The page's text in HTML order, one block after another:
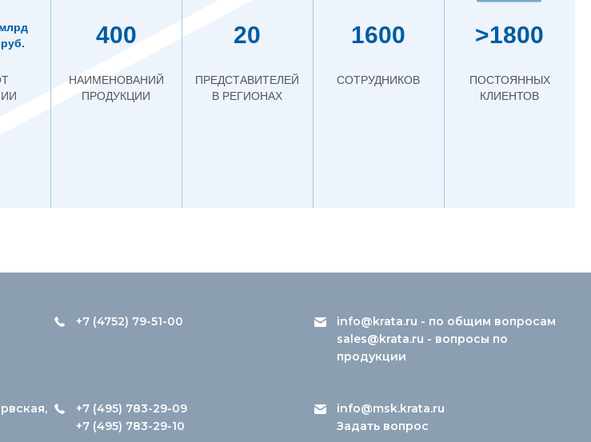
млрд
руб.
400
НАИМЕНОВАНИЙ
ПРОДУКЦИИ
20
ПРЕДСТАВИТЕЛЕЙ
В РЕГИОНАХ
1600
СОТРУДНИКОВ
>1800
ПОСТОЯННЫХ
КЛИЕНТОВ
+7 (4752) 79-51-00 info@krata.ru - по общим вопросам
sales@krata.ru - вопросы по
продукции
+7 (495) 783-29-09
+7 (495) 783-29-10
info@msk.krata.ru
Задать вопрос